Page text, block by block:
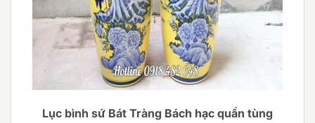
Lục bình sứ Bát Tràng Bách hạc quần tùng